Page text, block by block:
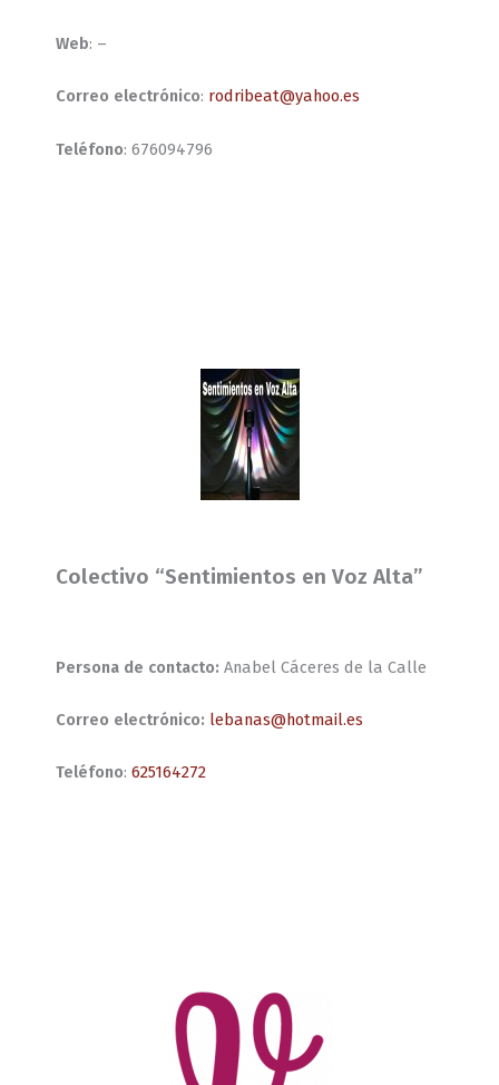
Web: –
Correo electrónico: rodribeat@yahoo.es
Teléfono: 676094796
Colectivo “Sentimientos en Voz Alta”
Persona de contacto: Anabel Cáceres de la Calle
Correo electrónico: lebanas@hotmail.es
Teléfono: 625164272